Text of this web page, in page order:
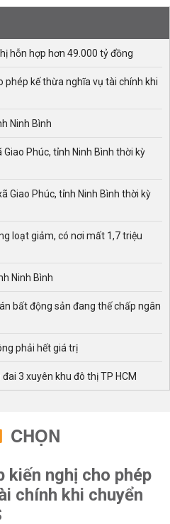
hỗn hợp hơn 49.000 tỷ đồng
phép kế thừa nghĩa vụ tài chính khi
Ninh Bình
Phúc, tỉnh Ninh Bình thời kỳ
Giao Phúc, tỉnh Ninh Bình thời kỳ
loạt giảm, có nơi mất 1,7 triệu
Ninh Bình
bất động sản đang thế chấp ngân
phải hết giá trị
3 xuyên khu đô thị TP HCM
CHỌN
kiến nghị cho phép
chính khi chuyển